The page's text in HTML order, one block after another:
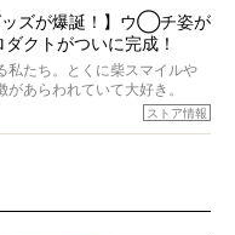
ッズが爆誕！】ウ◯チ姿が
クトがついに完成！
私たち。とくに柴スマイルや
あらわれていて大好き。
つ、忘れてはならない愛おしい
ストア情報